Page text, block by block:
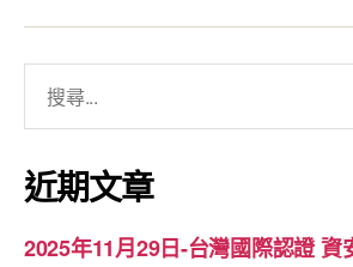
關
鍵
字:
近期文章
2025年11月29日-台灣國際認證 資